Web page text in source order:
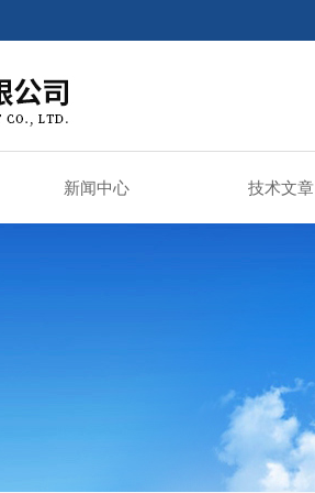
新闻中心 技术文章